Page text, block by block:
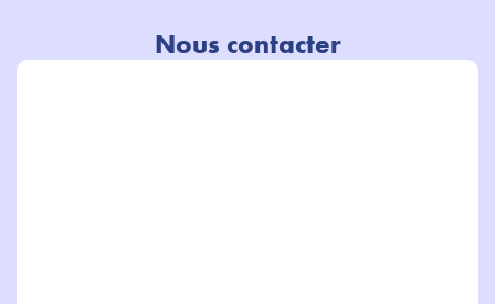
Nous contacter